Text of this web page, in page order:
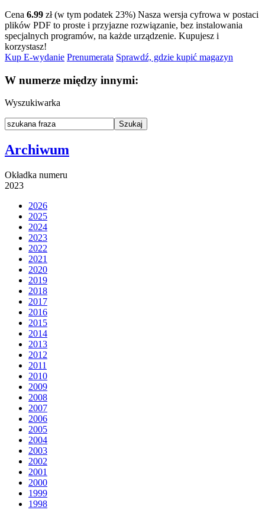
Cena 6.99 zł (w tym podatek 23%) Nasza wersja cyfrowa w postaci
plików PDF to proste i przyjazne rozwiązanie, bez instalowania
specjalnych programów, na każde urządzenie. Kupujesz i
korzystasz!
Kup E-wydanie Prenumerata Sprawdź, gdzie kupić magazyn
W numerze między innymi:
Wyszukiwarka
Archiwum
Okładka numeru
2023
2026
2025
2024
2023
2022
2021
2020
2019
2018
2017
2016
2015
2014
2013
2012
2011
2010
2009
2008
2007
2006
2005
2004
2003
2002
2001
2000
1999
1998